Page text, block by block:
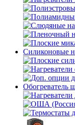
Силиконовые
Обогреватель